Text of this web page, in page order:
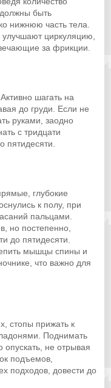
быть
нижнюю часть тела.
улучшают циркуляцию,
за фрикции.
шагать на
до груди. Если не
руками, заодно
с тридцати
пятидесяти.
глубокие
к полу, при
пальцами.
но постепенно,
до пятидесяти.
мышцы спины и
что важно для
стопы прижать к
Поднимать
опускать, не отрывая
подъемов,
подходов, довести до